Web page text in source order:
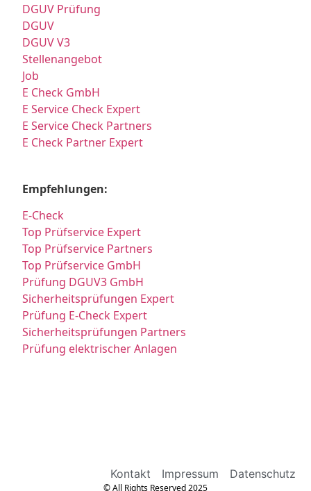
DGUV Prüfung
DGUV
DGUV V3
Stellenangebot
Job
E Check GmbH
E Service Check Expert
E Service Check Partners
E Check Partner Expert
Empfehlungen:
E-Check
Top Prüfservice Expert
Top Prüfservice Partners
Top Prüfservice GmbH
Prüfung DGUV3 GmbH
Sicherheitsprüfungen Expert
Prüfung E-Check Expert
Sicherheitsprüfungen Partners
Prüfung elektrischer Anlagen
Kontakt Impressum Datenschutz
© All Rights Reserved 2025